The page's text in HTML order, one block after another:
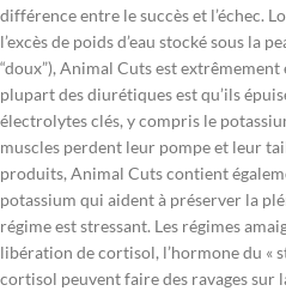
différence entre le succès et l’échec.
l’excès de poids d’eau stocké sous la
“doux”), Animal Cuts est
plupart des diurétiques est qu’ils
électrolytes clés, y compris le
muscles perdent leur pompe et leur
produits, Animal Cuts contient
potassium qui aident à préserver la
régime est stressant. Les régimes
libération de cortisol, l’hormone du «
cortisol peuvent faire des ravages sur